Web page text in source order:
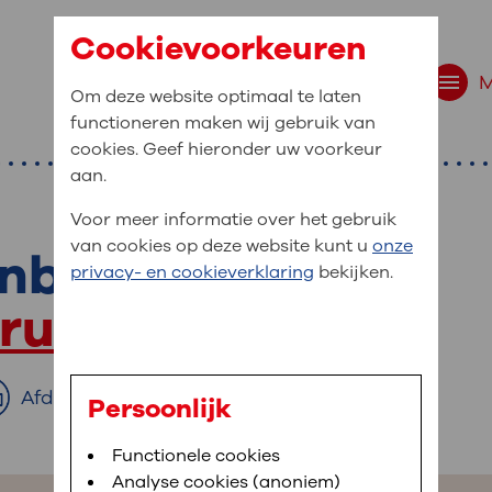
navigatie
bent u naar op
Bloedafname,MijnOLVG,Digitalisering
medische gegevens
In MijnOLVG kunt u uw medische
het u uitkomt. OLVG breidt MijnOLVG
Afdrukken
Cookievoorkeuren
Om deze website optimaal te laten
functioneren maken wij gebruik van
cookies. Geef hieronder uw voorkeur
aan.
Voor meer informatie over het gebruik
van cookies op deze website kunt u onze
privacy- en cookieverklaring bekijken.
Persoonlijk
Functionele cookies
Analyse cookies (anoniem)